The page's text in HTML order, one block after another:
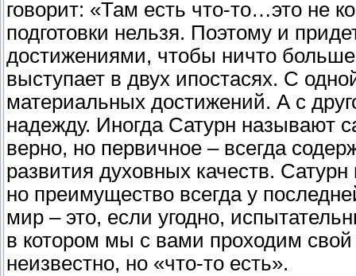
говорит: «Там есть что-то…это не
подготовки нельзя. Поэтому и
достижениями, чтобы ничто
выступает в двух ипостасях. С
материальных достижений. А с
надежду. Иногда Сатурн называют
верно, но первичное – всегда
развития духовных качеств.
но преимущество всегда у
мир – это, если угодно,
в котором мы с вами проходим
неизвестно, но «что-то есть».